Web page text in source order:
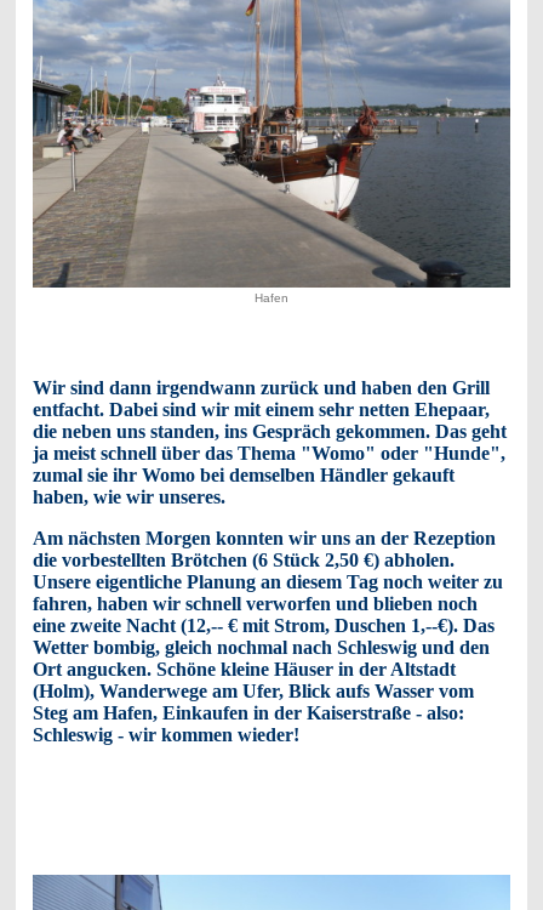
Hafen
Wir sind dann irgendwann zurück und haben den Grill
entfacht. Dabei sind wir mit einem sehr netten Ehepaar,
die neben uns standen, ins Gespräch gekommen. Das geht
ja meist schnell über das Thema "Womo" oder "Hunde",
zumal sie ihr Womo bei demselben Händler gekauft
haben, wie wir unseres.
Am nächsten Morgen konnten wir uns an der Rezeption
die vorbestellten Brötchen (6 Stück 2,50 €) abholen.
Unsere eigentliche Planung an diesem Tag noch weiter zu
fahren, haben wir schnell verworfen und blieben noch
eine zweite Nacht (12,-- € mit Strom, Duschen 1,--€). Das
Wetter bombig, gleich nochmal nach Schleswig und den
Ort angucken. Schöne kleine Häuser in der Altstadt
(Holm), Wanderwege am Ufer, Blick aufs Wasser vom
Steg am Hafen, Einkaufen in der Kaiserstraße - also:
Schleswig - wir kommen wieder!